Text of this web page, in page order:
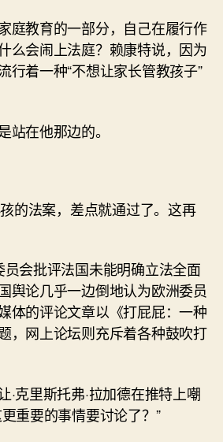
庭教育的一部分，自己在履行作
么会闹上法庭？赖康特说，因为
行着一种“不想让家长管教孩子”
站在他那边的。
的法案，差点就通过了。这再
会批评法国未能明确立法全面
舆论几乎一边倒地认为欧洲委员
体的评论文章以《打屁屁：一种
，网上论坛则充斥着各种鼓吹打
·克里斯托弗·拉加德在推特上嘲
重要的事情要讨论了？”